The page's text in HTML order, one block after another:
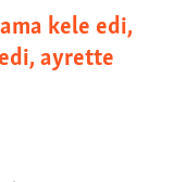
kele edi,
ayrette